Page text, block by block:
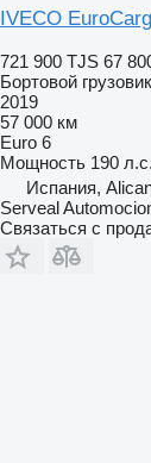
IVECO
721 900 TJS 67
Бортовой грузовик
2019
57 000 км
Euro 6
Мощность 190
Испания,
Serveal
Связаться с